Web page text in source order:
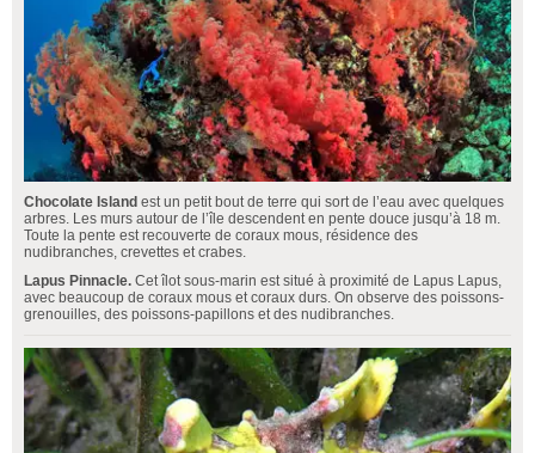
Chocolate Island est un petit bout de terre qui sort de l’eau avec quelques
arbres. Les murs autour de l’île descendent en pente douce jusqu’à 18 m.
Toute la pente est recouverte de coraux mous, résidence des
nudibranches, crevettes et crabes.
Lapus Pinnacle. Cet îlot sous-marin est situé à proximité de Lapus Lapus,
avec beaucoup de coraux mous et coraux durs. On observe des poissons-
grenouilles, des poissons-papillons et des nudibranches.